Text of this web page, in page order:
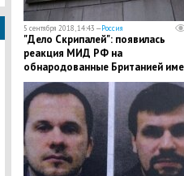
5 сентября 2018, 14:43 —Россия
"Дело Скрипалей": появилась
реакция МИД РФ на
обнародованные Британией
и фотографии подозреваемых